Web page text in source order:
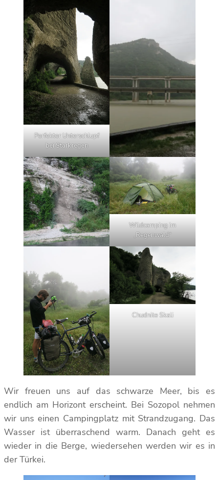
Perfekter Unterschlupf
bei Starkregen
Wildcamping im
„Regenwald“
Chudnite Skali
Wir freuen uns auf das schwarze Meer, bis es
endlich am Horizont erscheint. Bei Sozopol nehmen
wir uns einen Campingplatz mit Strandzugang. Das
Wasser ist überraschend warm. Danach geht es
wieder in die Berge, wiedersehen werden wir es in
der Türkei.